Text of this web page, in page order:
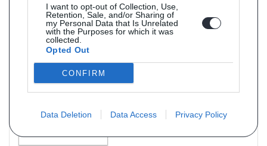
I want to opt-out of Collection, Use,
Retention, Sale, and/or Sharing of
my Personal Data that Is Unrelated
with the Purposes for which it was
collected.
Opted Out
CONFIRM
Data Deletion Data Access Privacy Policy
Référence : SX0885 Livraison 5j
Silencieux arriere pour MAZDA 323 1.5 89cv
de 06/1994 à 07/1995
PRIX : 83 € TTC